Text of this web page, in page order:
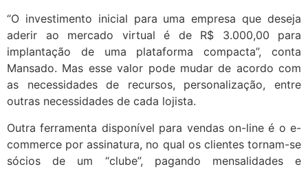
“O investimento inicial para uma empresa que deseja
aderir ao mercado virtual é de R$ 3.000,00 para
implantação de uma plataforma compacta”, conta
Mansado. Mas esse valor pode mudar de acordo com
as necessidades de recursos, personalização, entre
outras necessidades de cada lojista.
Outra ferramenta disponível para vendas on-line é o e-
commerce por assinatura, no qual os clientes tornam-se
sócios de um “clube”, pagando mensalidades e